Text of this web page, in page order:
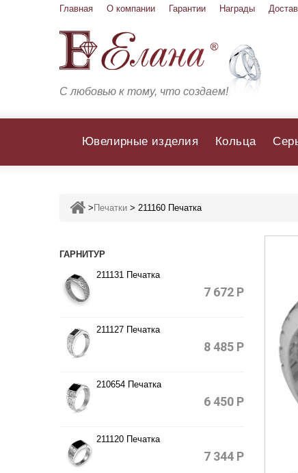
Главная О компании Гарантии Награды
С любовью к тому, что создаем!
Ювелирные изделия Кольца
> Печатки > 211160 Печатка
ГАРНИТУР
211131 Печатка
7 672 Р
211127 Печатка
8 485 Р
210654 Печатка
6 450 Р
211120 Печатка
7 344 Р